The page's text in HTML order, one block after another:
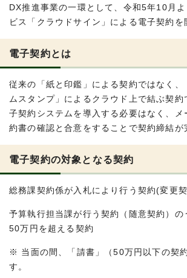
DX推進事業の一環として、令和5年10月
ビス「クラウドサイン」による電子契約を
電子契約とは
従来の「紙と印鑑」による契約ではなく、
ムスタンプ」によるクラウド上で結ぶ契約
子契約システムを導入する必要はなく、メ
約書の確認と合意をすることで契約締結が
電子契約の対象となる契約
総務課契約係が入札により行う契約(変更契
予算執行担当課が行う契約（随意契約）の
50万円を超える契約
※ 当面の間、「請書」（50万円以下の契
す。